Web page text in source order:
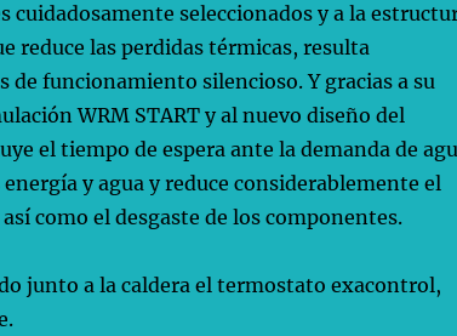
cuidadosamente seleccionados y a la
reduce las perdidas térmicas, resulta
funcionamiento silencioso. Y gracias a su
WRM START y al nuevo diseño del
el tiempo de espera ante la demanda de
y agua y reduce considerablemente el
como el desgaste de los componentes.
junto a la caldera el termostato exacontrol,